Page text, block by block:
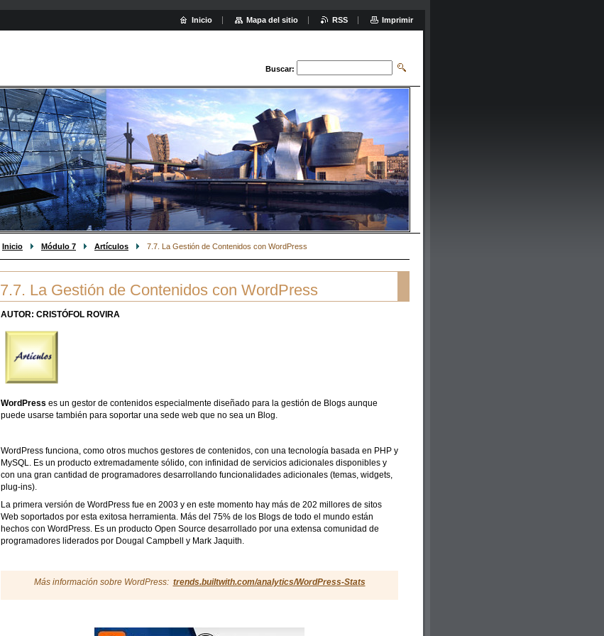
Buscar:
Inicio Módulo 7 Artículos 7.7. La Gestión de Contenidos con WordPress
7.7. La Gestión de Contenidos con WordPress
AUTOR: CRISTÓFOL ROVIRA
WordPress es un gestor de contenidos especialmente diseñado para la gestión de Blogs aunque
puede usarse también para soportar una sede web que no sea un Blog.
WordPress funciona, como otros muchos gestores de contenidos, con una tecnología basada en PHP y
MySQL. Es un producto extremadamente sólido, con infinidad de servicios adicionales disponibles y
con una gran cantidad de programadores desarrollando funcionalidades adicionales (temas, widgets,
plug-ins).
La primera versión de WordPress fue en 2003 y en este momento hay más de 202 millores de sitos
Web soportados por esta exitosa herramienta. Más del 75% de los Blogs de todo el mundo están
hechos con WordPress. Es un producto Open Source desarrollado por una extensa comunidad de
programadores liderados por Dougal Campbell y Mark Jaquith.
Más información sobre WordPress: trends.builtwith.com/analytics/WordPress-Stats
Inicio Mapa del sitio RSS Imprimir